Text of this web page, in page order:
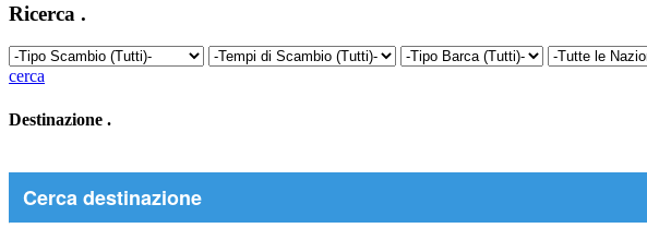
Ricerca .
cerca
Destinazione .